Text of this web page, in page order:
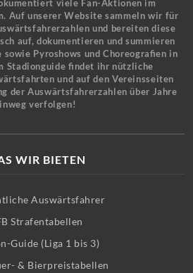
viele Fan-Aktionen im
Auf unserer Website sammeln wir für
und bereiten diese
auf, dokumentieren und summieren
Pyroshows und Choreografien in
Stadionguide findet ihr nützliche
und auf den Vereinsseiten
der Auswärtsfahrerzahlen über Jahre
verfolgen!
WIR BIETEN
Auswärtsfahrer
Strafentabellen
Guide (Liga 1 bis 3)
& Bierpreistabellen